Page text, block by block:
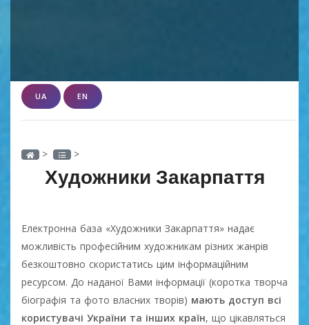
UA EN
> >
Художники Закарпаття
Електронна база «Художники Закарпаття» надає
можливість професійним художникам різних жанрів
безкоштовно скористатись цим інформаційним
ресурсом. До наданої Вами інформації (коротка творча
біографія та фото власних творів) мають доступ всі
користувачі України та інших країн, що цікавляться